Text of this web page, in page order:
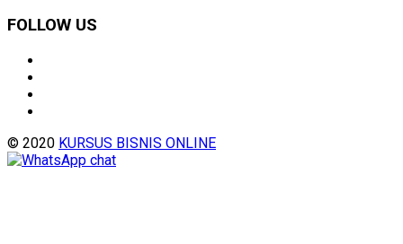
FOLLOW US
© 2020 KURSUS BISNIS ONLINE